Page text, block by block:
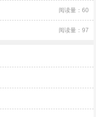
阅读量：60
阅读量：97